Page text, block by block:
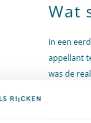
Wat
In een
appellant
was de